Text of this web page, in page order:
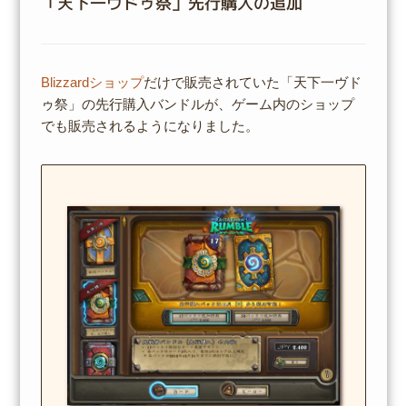
Blizzardショップだけで販売されていた「天下一ヴド
ゥ祭」の先行購入バンドルが、ゲーム内のショップ
でも販売されるようになりました。